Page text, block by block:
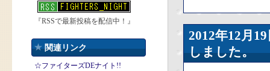
『RSSで最新投稿を配信中！』
関連リンク
☆ファイターズDEナイト!!
2012年12
しました。